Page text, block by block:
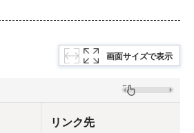
画面サイズで表示
リンク先